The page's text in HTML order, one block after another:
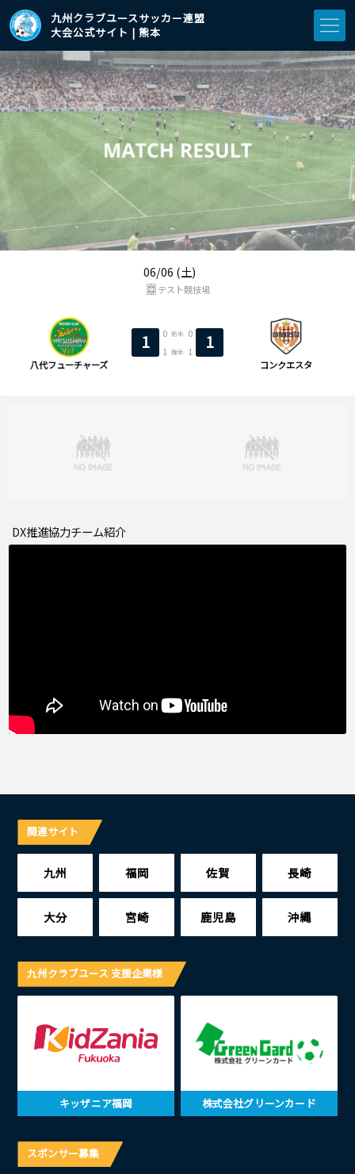
九州クラブユースサッカー連盟
大会公式サイト | 熊本
06/06 (土)
八代フューチャーズ
1 0 前半
0
1
後半 1 1
コンクエスタ
テスト競技場
DX推進協力チーム紹介
関連サイト
九州 福岡 佐賀 長崎
大分 宮崎 鹿児島 沖縄
九州クラブユース 支援企業様
キッザニア福岡 株式会社グリーンカード
スポンサー募集